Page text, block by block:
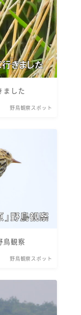
ました
野鳥観察スポット
鳥観察
野鳥観察スポット